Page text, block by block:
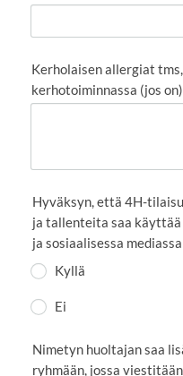
Kerholaisen allergiat
kerhotoiminnassa (jos on)
Hyväksyn, että 4H-
ja tallenteita saa
ja sosiaalisessa
Kyllä
Ei
Nimetyn huoltajan saa
ryhmään, jossa